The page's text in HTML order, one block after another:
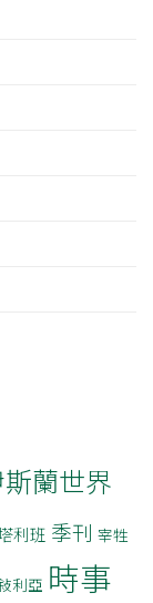
蘭世界
利班 季刊 宰牲
利亞 時事